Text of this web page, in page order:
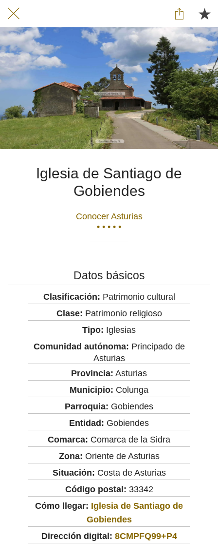
Iglesia de Santiago de
Gobiendes
Conocer Asturias
• • • • •
Datos básicos
Clasificación: Patrimonio cultural
Clase: Patrimonio religioso
Tipo: Iglesias
Comunidad autónoma: Principado de
Asturias
Provincia: Asturias
Municipio: Colunga
Parroquia: Gobiendes
Entidad: Gobiendes
Comarca: Comarca de la Sidra
Zona: Oriente de Asturias
Situación: Costa de Asturias
Código postal: 33342
Cómo llegar: Iglesia de Santiago de
Gobiendes
Dirección digital: 8CMPFQ99+P4